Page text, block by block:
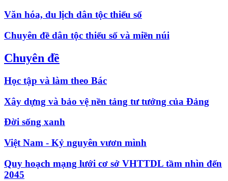
Văn hóa, du lịch dân tộc thiểu số
Chuyên đề dân tộc thiểu số và miền núi
Chuyên đề
Học tập và làm theo Bác
Xây dựng và bảo vệ nền tảng tư tưởng của Đảng
Đời sống xanh
Việt Nam - Kỷ nguyên vươn mình
Quy hoạch mạng lưới cơ sở VHTTDL tầm nhìn đến
2045